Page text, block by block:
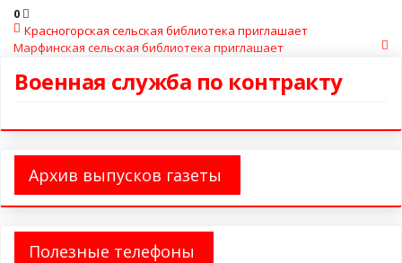
0
Красногорская сельская библиотека приглашает
Марфинская сельская библиотека приглашает
Военная служба по контракту
Архив выпусков газеты
Полезные телефоны